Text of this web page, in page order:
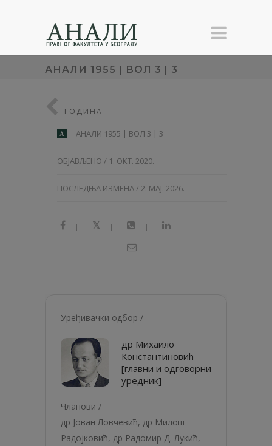
АНAЛИ 1955 | ВОЛ 3 | 3
ГОДИНА
A АНAЛИ 1955 | ВОЛ 3 | 3
ОБЈАВЉЕНО / 1. ОКТ. 2020.
ПОСЛЕДЊА ИЗМЕНА / 2. МАЈ. 2026.
| | | |
Уређивачки одбор /
др Михаило
Константиновић
[главни и одговорни
уредник]
Чланови /
др Јован Ловчевић, др Милош
Радојковић, др Радомир Д. Лукић,